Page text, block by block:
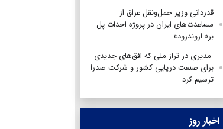
قدردانی وزیر حمل‌ونقل عراق از
مساعدت‌های ایران در پروژه احداث پل
بر« اروندرود»
مدیری در تراز ملی که افق‌های جدیدی
برای صنعت دریایی کشور و شرکت صدرا
ترسیم کرد
اخبار روز